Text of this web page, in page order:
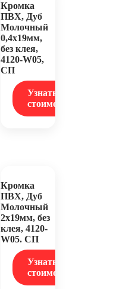
Кромка
ПВХ, Дуб
Молочный
0,4х19мм,
без клея,
4120-W05,
СП
Узнать
стоимость
Кромка
ПВХ, Дуб
Молочный
2х19мм, без
клея, 4120-
W05. СП
Узнать
стоимость